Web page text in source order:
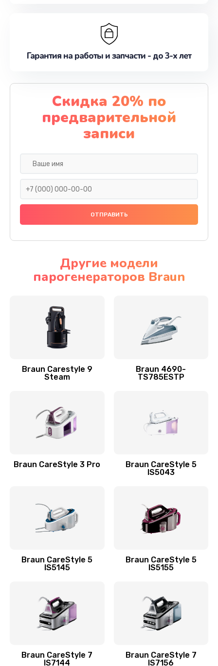
Гарантия на работы и запчасти - до 3-х лет
Скидка 20% по
предварительной
записи
Другие модели
парогенераторов Braun
Braun Carestyle 9
Steam
Braun 4690-
TS785ESTP
Braun CareStyle 3 Pro
Braun CareStyle 5
IS5043
Braun CareStyle 5
IS5145
Braun CareStyle 5
IS5155
Braun CareStyle 7
IS7144
Braun CareStyle 7
IS7156